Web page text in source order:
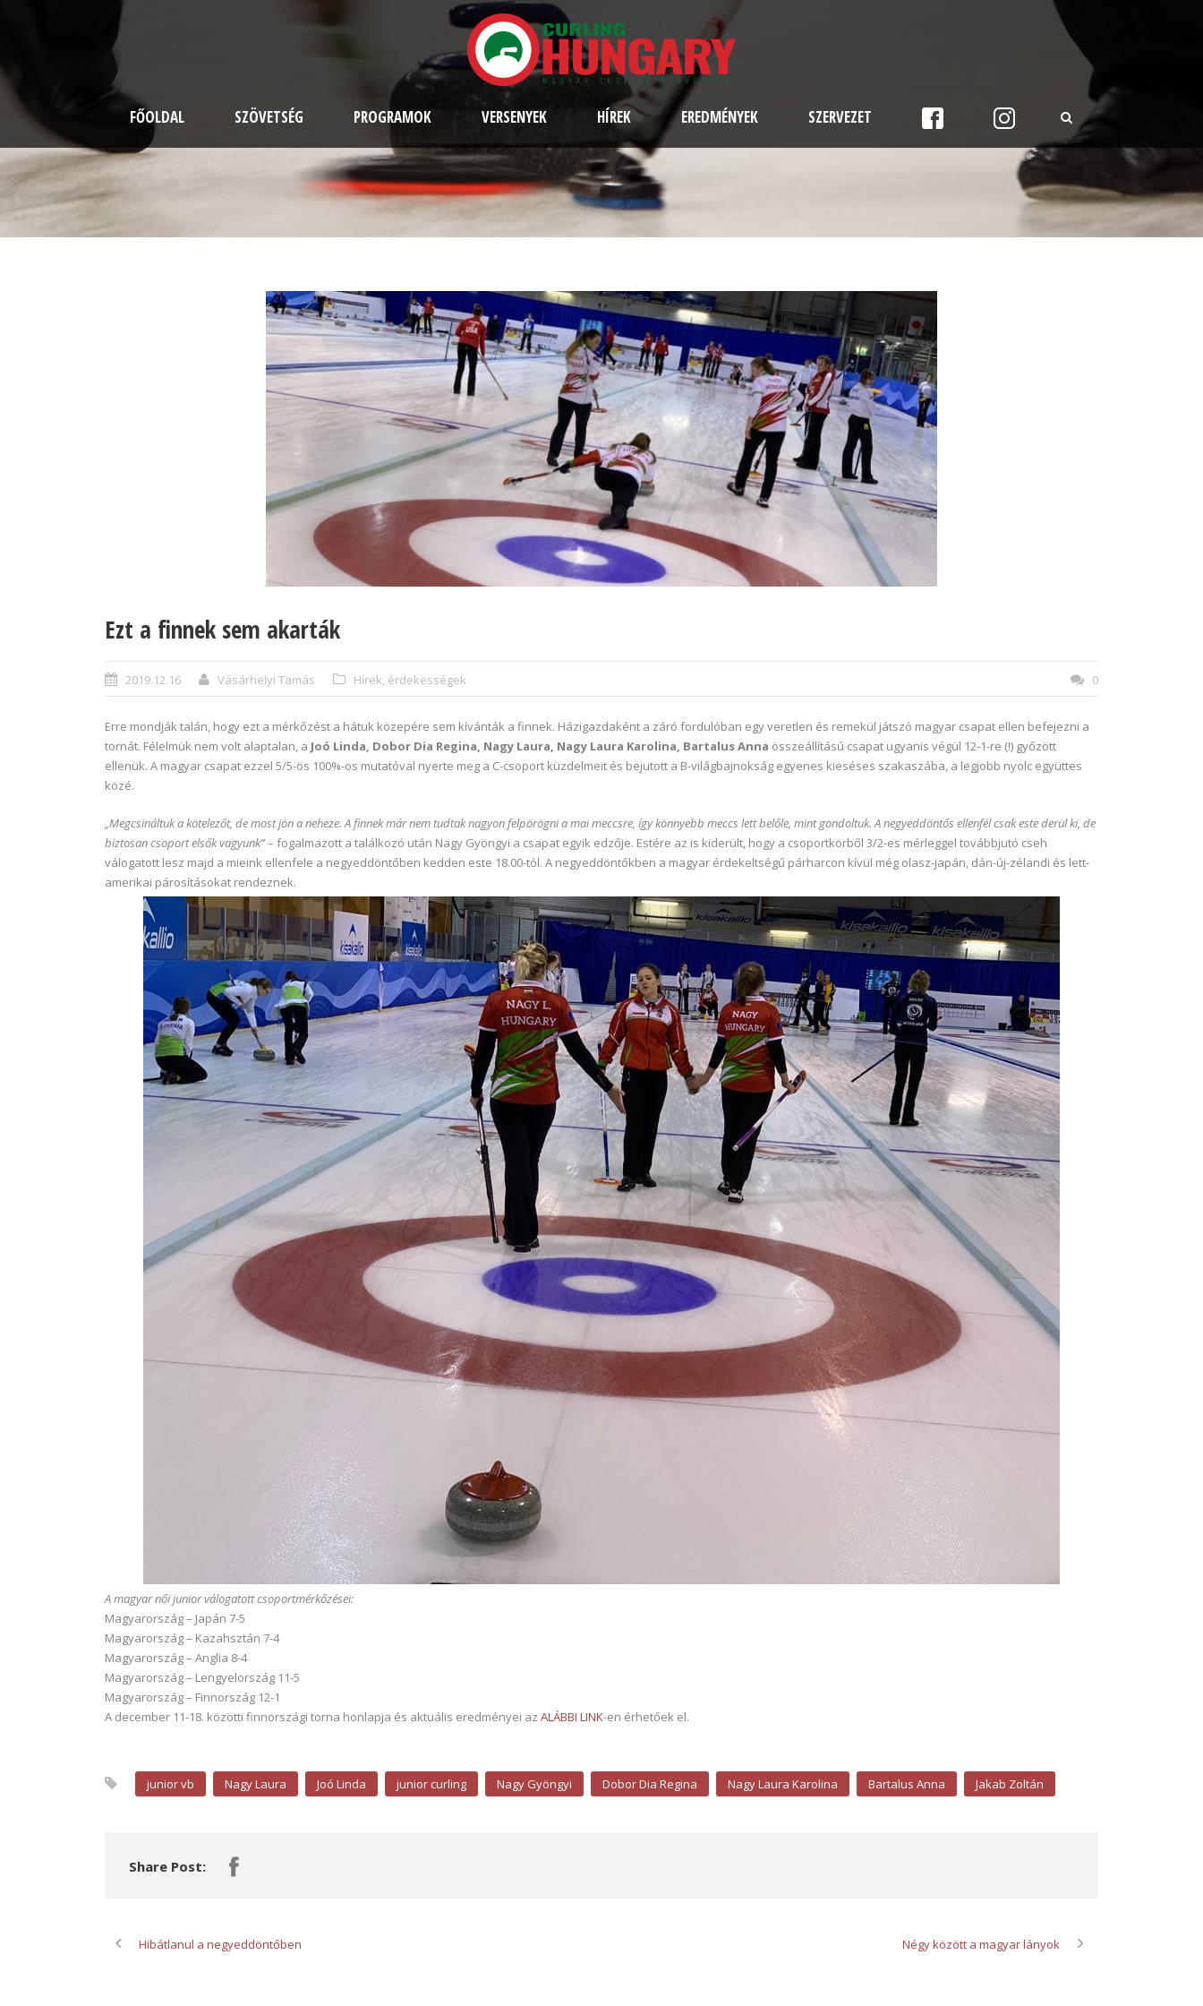
FŐOLDAL SZÖVETSÉG PROGRAMOK VERSENYEK HÍREK EREDMÉNYEK SZERVEZET
Ezt a finnek sem akarták
2019.12.16 Vásárhelyi Tamás Hírek, érdekességek 0
Erre mondják talán, hogy ezt a mérkőzést a hátuk közepére sem kívánták a finnek. Házigazdaként a záró fordulóban egy veretlen és remekül játszó magyar csapat ellen befejezni a
tornát. Félelmük nem volt alaptalan, a Joó Linda, Dobor Dia Regina, Nagy Laura, Nagy Laura Karolina, Bartalus Anna összeállítású csapat ugyanis végül 12-1-re (!) győzött
ellenük. A magyar csapat ezzel 5/5-ös 100%-os mutatóval nyerte meg a C-csoport küzdelmeit és bejutott a B-világbajnokság egyenes kieséses szakaszába, a legjobb nyolc együttes
közé.
„Megcsináltuk a kötelezőt, de most jön a neheze. A finnek már nem tudtak nagyon felpörögni a mai meccsre, így könnyebb meccs lett belőle, mint gondoltuk. A negyeddöntős ellenfél csak este derül ki, de
biztosan csoport elsők vagyunk”– fogalmazott a találkozó után Nagy Gyöngyi a csapat egyik edzője. Estére az is kiderült, hogy a csoportkörből 3/2-es mérleggel továbbjutó cseh
válogatott lesz majd a mieink ellenfele a negyeddöntőben kedden este 18.00-tól. A negyeddöntőkben a magyar érdekeltségű párharcon kívül még olasz-japán, dán-új-zélandi és lett-
amerikai párosításokat rendeznek.
A magyar női junior válogatott csoportmérkőzései:
Magyarország – Japán 7-5
Magyarország – Kazahsztán 7-4
Magyarország – Anglia 8-4
Magyarország – Lengyelország 11-5
Magyarország – Finnország 12-1
A december 11-18. közötti finnországi torna honlapja és aktuális eredményei az ALÁBBI LINK-en érhetőek el.
junior vb Nagy Laura Joó Linda junior curling Nagy Gyöngyi Dobor Dia Regina Nagy Laura Karolina Bartalus Anna Jakab Zoltán
Share Post:
Hibátlanul a negyeddöntőben Négy között a magyar lányok